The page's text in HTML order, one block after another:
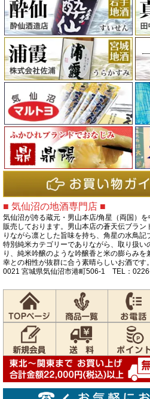
■ 気仙沼の地酒専門店 ■
気仙沼が誇る蔵元・男山本店/角星（両国）
販売しております。男山本店の蒼天伝ブラ
りながら凛とした旨味を持ち、角星の水鳥
特別純米カテゴリーでありながら、取り扱い
り、純米吟醸のような吟醸香と米の膨らみ
幸との相性が抜群に合う素晴らしいお酒で
0021 宮城県気仙沼市港町506-1 TEL：